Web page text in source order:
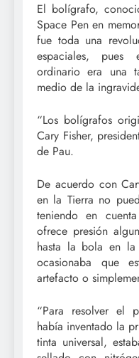
El bolígrafo,
Space Pen en
fue toda una
espaciales,
ordinario era una
medio de la
“Los bolígrafos
Cary Fisher,
de Pau.
De acuerdo con
en la Tierra no
teniendo en
ofrece presión
hasta la bola en
ocasionaba que
artefacto o
“Para resolver el
había inventado la
tinta universal,